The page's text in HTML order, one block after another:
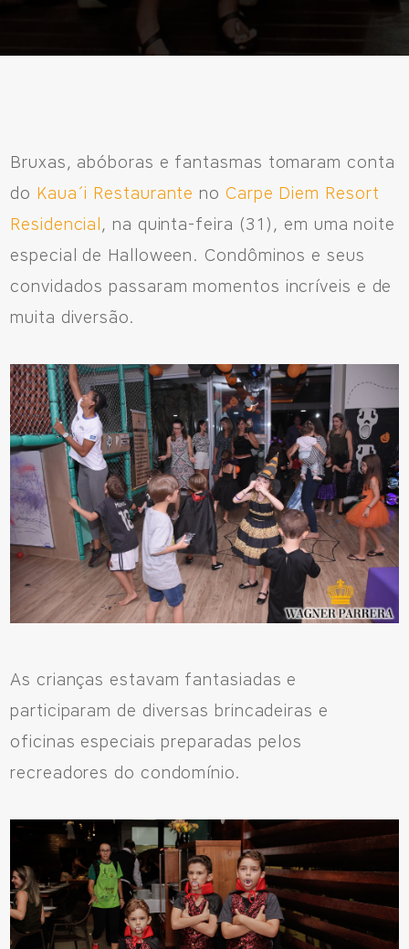
Fale Conosco
Avenida Eiffel, 819 - Aquarela das Artes Bairro Planejado,
Razão Social: Jmd Hamoa Urbanismo Ltda
CNPJ: 04.536.786/0001-17
Sinop/MT - 78.555-453
66 3531 9505
556692085083
Bruxas, abóboras e fantasmas tomaram conta
do Kaua´i Restaurante no Carpe Diem Resort
Residencial , na quinta-feira (31), em uma noite
especial de Halloween. Condôminos e seus
convidados passaram momentos incríveis e de
muita diversão.
As crianças estavam fantasiadas e
participaram de diversas brincadeiras e
oficinas especiais preparadas pelos
recreadores do condomínio.